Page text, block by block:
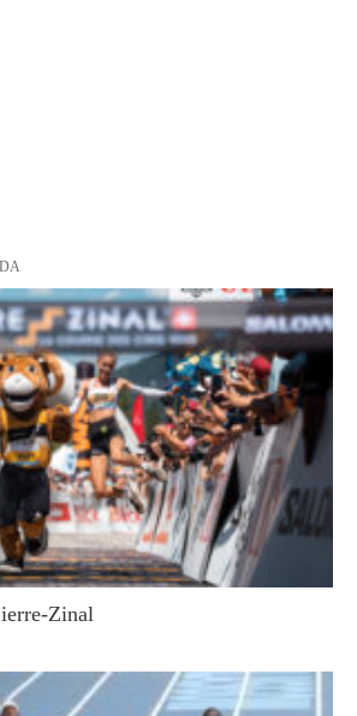
Zinal